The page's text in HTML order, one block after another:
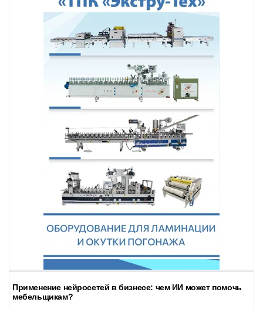
Применение нейросетей в бизнесе: чем ИИ может помочь
мебельщикам?